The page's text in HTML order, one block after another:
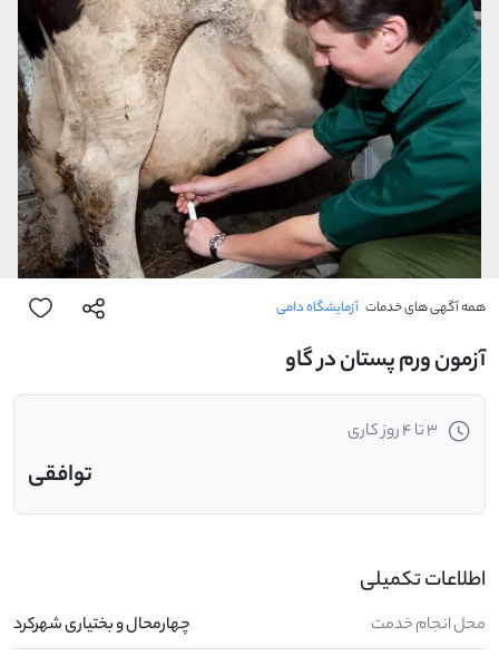
همه آگهی های خدمات آزمایشگاه دامی
آزمون ورم پستان در گاو
3 تا 4 روز کاری
توافقی
اطلاعات تکمیلی
محل انجام خدمت چهارمحال و بختیاری شهرکرد